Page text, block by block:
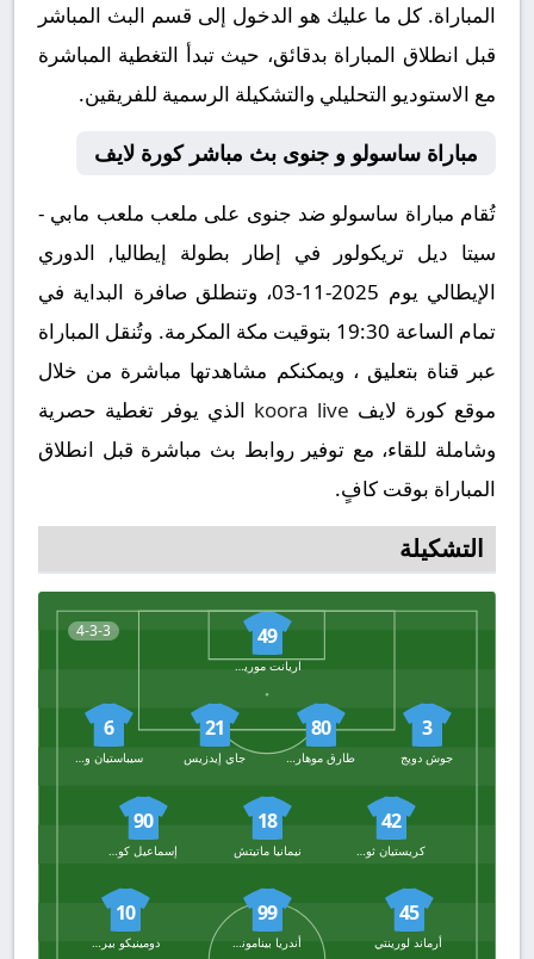
المباراة. كل ما عليك هو الدخول إلى قسم البث المباشر
قبل انطلاق المباراة بدقائق، حيث تبدأ التغطية المباشرة
مع الاستوديو التحليلي والتشكيلة الرسمية للفريقين.
مباراة ساسولو و جنوى بث مباشر كورة لايف
تُقام مباراة ساسولو ضد جنوى على ملعب ملعب مابي -
سيتا ديل تريكولور في إطار بطولة إيطاليا, الدوري
الإيطالي يوم 2025-11-03، وتنطلق صافرة البداية في
تمام الساعة 19:30 بتوقيت مكة المكرمة. وتُنقل المباراة
عبر قناة بتعليق ، ويمكنكم مشاهدتها مباشرة من خلال
موقع كورة لايف koora live الذي يوفر تغطية حصرية
وشاملة للقاء، مع توفير روابط بث مباشرة قبل انطلاق
المباراة بوقت كافٍ.
التشكيلة
4-3-3 49
اريانت موريتش
3
جوش دويج
80
طارق موهاريموفيتش
21
جاي إيدزيس
6
سيباستيان والوكيفتش
42
18
نيمانيا ماتيتش
90
45
أرماند لورينتي
99
أندريا بينامونتي
10
دومينيكو بيراردي